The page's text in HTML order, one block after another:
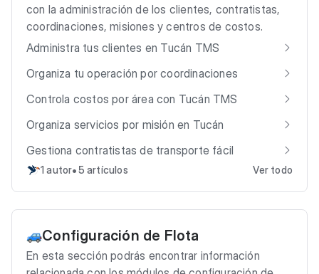
con la administración de los clientes, contratistas,
coordinaciones, misiones y centros de costos.
Administra tus clientes en Tucán TMS
Organiza tu operación por coordinaciones
Controla costos por área con Tucán TMS
Organiza servicios por misión en Tucán
Gestiona contratistas de transporte fácil
1 autor•5 artículos Ver todo
🚙Configuración de Flota
En esta sección podrás encontrar información